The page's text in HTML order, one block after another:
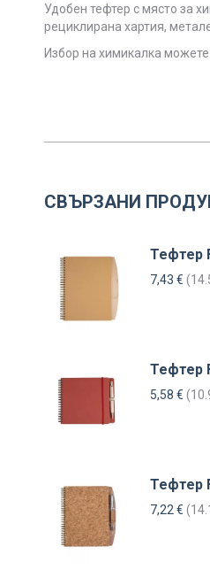
Удобен тефтер с място за
рециклирана хартия,
Избор на химикалка
СВЪРЗАНИ
Тефтер
7,43 €
Тефтер
5,58 €
Тефтер
7,22 €